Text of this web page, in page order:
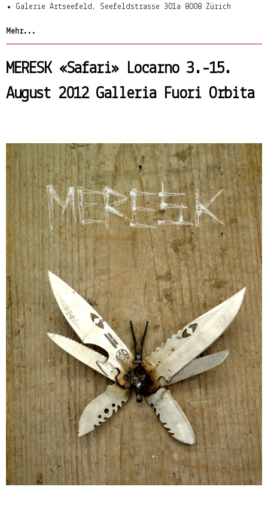
Galerie Artseefeld, Seefeldstrasse 301a 8008 Zürich
Mehr...
MERESK «Safari» Locarno 3.-15.
August 2012 Galleria Fuori Orbita